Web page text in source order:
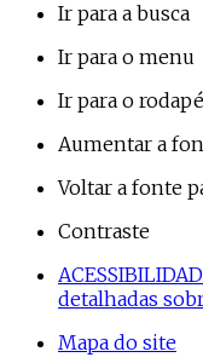
Ir para a busca
Ir para o menu
Ir para o rodapé
Aumentar a
Voltar a fonte
Contraste
detalhadas
Mapa do site